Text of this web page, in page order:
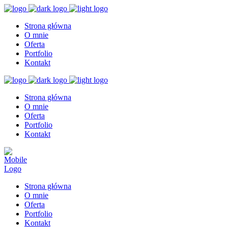
Strona główna
O mnie
Oferta
Portfolio
Kontakt
Strona główna
O mnie
Oferta
Portfolio
Kontakt
Strona główna
O mnie
Oferta
Portfolio
Kontakt